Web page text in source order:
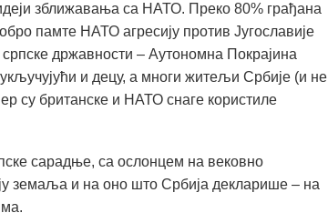
зближавања са НАТО. Преко 80% грађана
памте НАТО агресију против Југославије
српске државности – Аутономна Покрајина
и децу, а многи житељи Србије (и не
су британске и НАТО снаге користиле
сарадње, са ослонцем на вековно
земаља и на оно што Србија декларише – на